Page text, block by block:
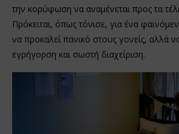
την κορύφωση να αναμένεται προς τα
Πρόκειται, όπως τόνισε, για ένα
να προκαλεί πανικό στους γονείς, αλλά
εγρήγορση και σωστή διαχείριση.